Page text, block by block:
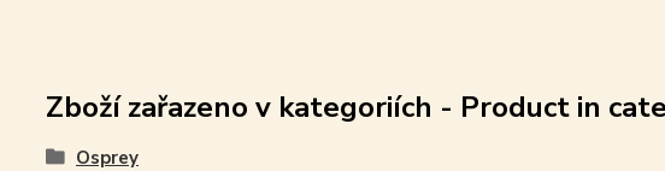
Zboží zařazeno v kategoriích - Product in
Osprey